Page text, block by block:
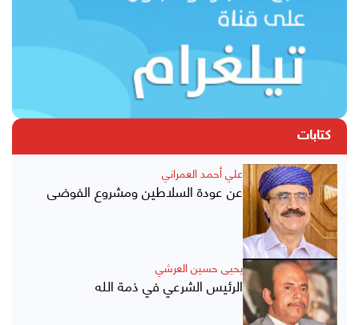
كتابات
علي أحمد العمراني
عن عودة السلاطين ومشروع الفوضى
يحيى حسين العرشي
الرئيس الشرعي في ذمة الله